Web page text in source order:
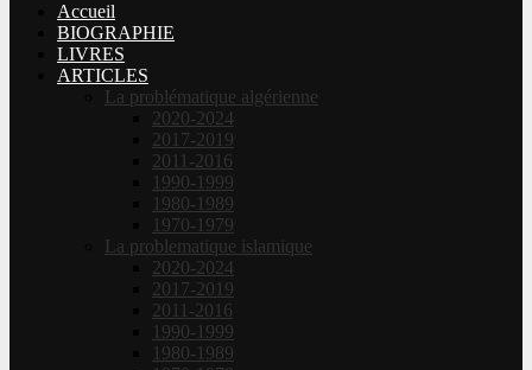
Accueil
BIOGRAPHIE
LIVRES
ARTICLES
La problématique algérienne
2020-2024
2017-2019
2011-2016
1990-1999
1980-1989
1970-1979
La problematique islamique
2020-2024
2017-2019
2011-2016
1990-1999
1980-1989